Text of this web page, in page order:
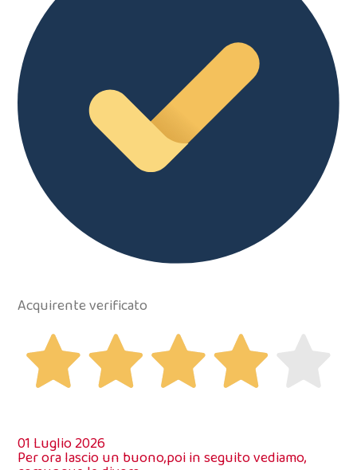
Acquirente verificato
01 Luglio 2026
Per ora lascio un buono,poi in seguito vediamo,